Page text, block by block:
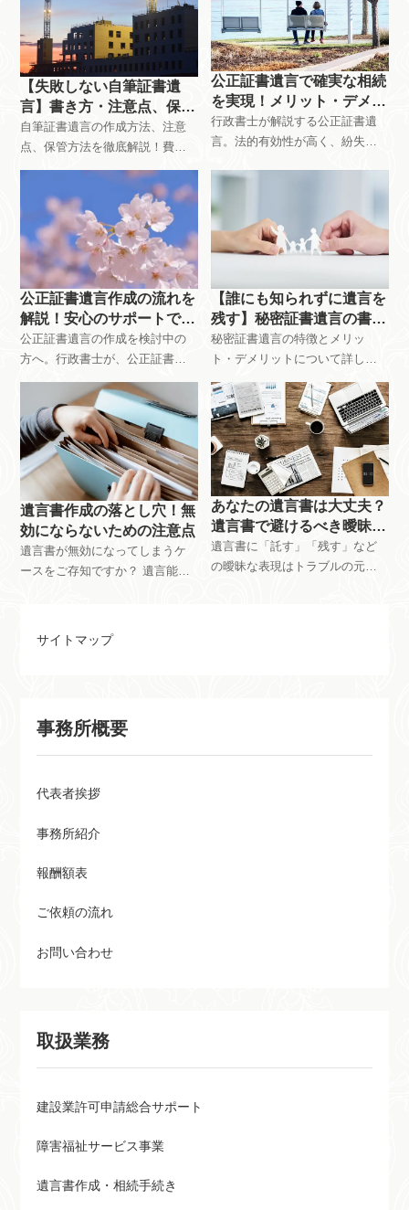
やすく説明し、あなたの大切な
想いを未来につなぐお手伝いを
します。相続トラブルを未然に
防ぎ、安心して未来を託せる遺
言書作成を検討してみません
か？
解説。遺言書作成の第一歩を踏
み出しましょう。
【失敗しない自筆証書遺
言】書き方・注意点、保管
方法まで解説
自筆証書遺言の作成方法、注意
点、保管方法を徹底解説！費用0
円で手軽に作成できる自筆証書
遺言ですが、形式不備や紛失の
リスクがあります。この記事で
は、行政書士が、失敗しない自
筆証書遺言の作成方法、注意
点、保管方法まで詳しく解説し
ます。
公正証書遺言で確実な相続
を実現！メリット・デメリ
ットを解説
行政書士が解説する公正証書遺
言。法的有効性が高く、紛失・
切な想いを確実に伝えるための
有効な手段です。メリット・デ
メリットを分かりやすく解説し
公正証書遺言作成の流れを
解説！安心のサポートで相
続対策
公正証書遺言の作成を検討中の
方へ。行政書士が、公正証書遺
れを丁寧に解説します。無料相
談も受付中ですので、安心して
お任せください。相続対策、遺
言書作成でお悩みの方はぜひお
問い合わせください。
【誰にも知られずに遺言を
残す】秘密証書遺言の書き
方
秘密証書遺言の特徴とメリッ
ト・デメリットについて詳しく
解説。プライバシーを保ちなが
ら作成できる秘密証書遺言の手
続きや注意点を説明します。行
政書士佐伯和亮事務所の遺言書
作成サポートで、安心して遺言
書を作成しましょう。
遺言書作成の落とし穴！無
効にならないための注意点
遺言書が無効になってしまうケ
ースをご存知ですか？ 遺言能力
ど、遺言書が無効になる原因は
あなたの遺言書は大丈夫？
遺言書で避けるべき曖昧な
表現
遺言書に「託す」「残す」など
の曖昧な表現はトラブルの元！
サイトマップ
事務所概要
代表者挨拶
事務所紹介
報酬額表
ご依頼の流れ
お問い合わせ
取扱業務
建設業許可申請総合サポート
障害福祉サービス事業
遺言書作成・相続手続き